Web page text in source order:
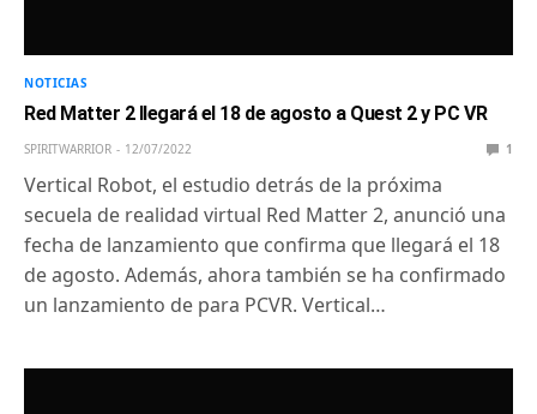
NOTICIAS
Red Matter 2 llegará el 18 de agosto a Quest 2 y PC VR
SPIRITWARRIOR 12/07/2022 1
Vertical Robot, el estudio detrás de la próxima
secuela de realidad virtual Red Matter 2, anunció una
fecha de lanzamiento que confirma que llegará el 18
de agosto. Además, ahora también se ha confirmado
un lanzamiento de para PCVR. Vertical…